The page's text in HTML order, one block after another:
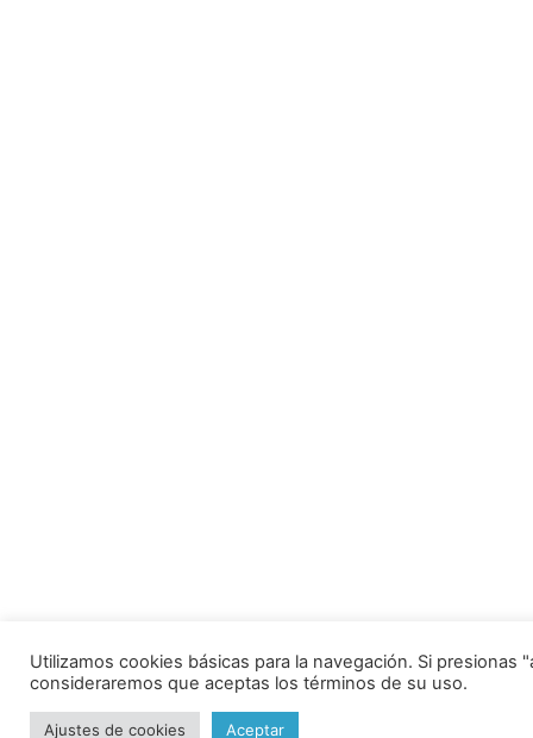
Utilizamos cookies básicas para la navegación. Si
consideraremos que aceptas los términos de su uso.
Ajustes de cookies Aceptar